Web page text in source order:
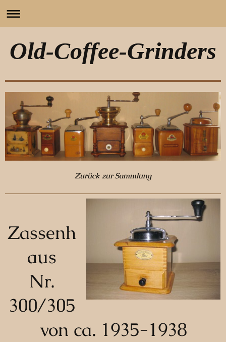
Old-Coffee-Grinders
Zurück zur Sammlung
Zassenh
aus
Nr.
300/305
von ca. 1935-1938